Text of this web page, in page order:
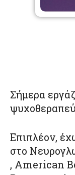
Σήμερα
Επιπλέον,
στο
, American